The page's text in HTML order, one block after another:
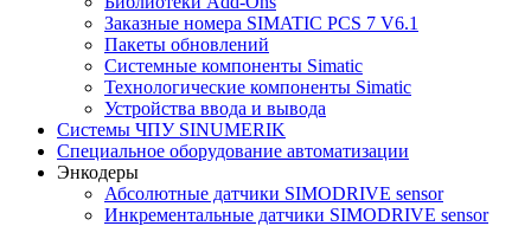
Заказные номера SIMATIC PCS 7 V6.1
Пакеты обновлений
Системные компоненты Simatic
Технологические компоненты Simatic
Устройства ввода и вывода
Системы ЧПУ SINUMERIK
Специальное оборудование автоматизации
Энкодеры
Абсолютные датчики SIMODRIVE sensor
Инкрементальные датчики SIMODRIVE sensor